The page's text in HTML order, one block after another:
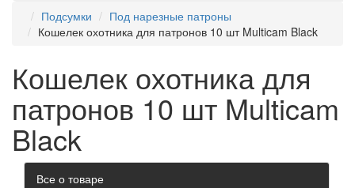
Подсумки
Под нарезные патроны
Кошелек охотника для патронов 10 шт Multicam Black
Кошелек охотника для
патронов 10 шт Multicam
Black
Все о товаре